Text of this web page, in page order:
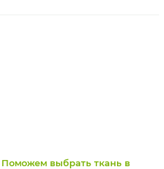
Поможем выбрать ткань в